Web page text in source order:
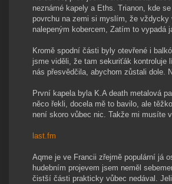
neznámé kapely a Eths. Trianon, kde
povrchu na zemi si myslím, že
nalepeným kobercem, Zatím to vypadá
Kromě spodní části byly otevřené i
jsme viděli, že tam sekuriťák kontroluje
nás přesvědčila, abychom zůstali dole.
První kapela byla K.A death metalová
něco řekli, docela mě to bavilo, ale
není skoro vůbec nic. Takže mi musíte
last.fm
Aqme je ve Francii zřejmě populární já
hudebním projevem jsem neměl
čistší části prakticky vůbec nedával.